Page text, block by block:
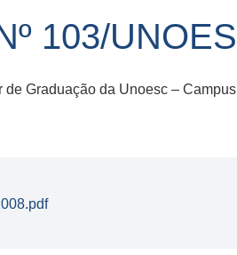
103/
Graduação da Unoesc –